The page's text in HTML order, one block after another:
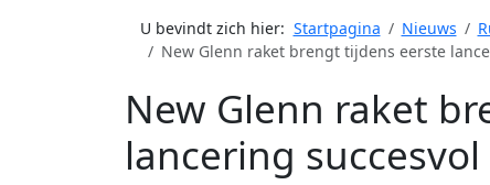
U bevindt zich hier: Startpagina Nieuws
New Glenn raket brengt tijdens eerste
New Glenn raket
lancering